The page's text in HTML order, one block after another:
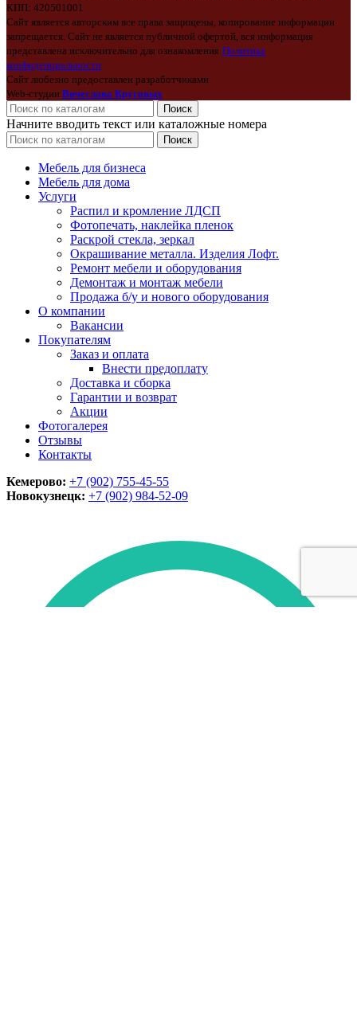
КПП: 420501001
Сайт является авторским все права защищены, копирование информации
запрещается. Сайт не является публичной офертой, вся информация
представлена исключительно для ознакомления Политика
конфиденциальности
Сайт любезно предоставлен разработчиками
Web-студии Вячеслава Круговых
Поиск
Начните вводить текст или каталожные номера
Поиск
Мебель для бизнеса
Мебель для дома
Услуги
Распил и кромление ЛДСП
Фотопечать, наклейка пленок
Раскрой стекла, зеркал
Окрашивание металла. Изделия Лофт.
Ремонт мебели и оборудования
Демонтаж и монтаж мебели
Продажа б/у и нового оборудования
О компании
Вакансии
Покупателям
Заказ и оплата
Внести предоплату
Доставка и сборка
Гарантии и возврат
Акции
Фотогалерея
Отзывы
Контакты
Кемерово: +7 (902) 755-45-55
Новокузнецк: +7 (902) 984-52-09